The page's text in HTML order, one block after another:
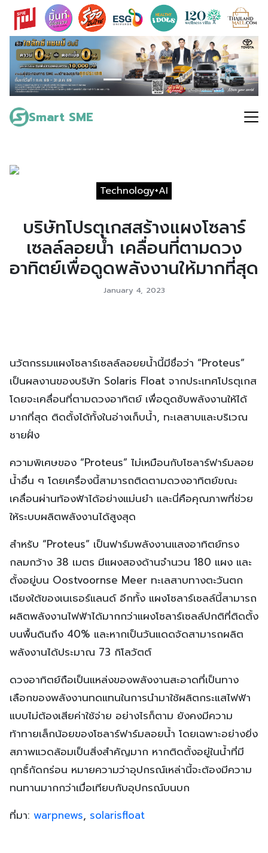
Skip
content
Smart SME
Search
for:
Technology+AI
บริษัทโปรตุเกสสร้างแผงโซลาร์
เซลล์ลอยน้ำ เคลื่อนที่ตามดวง
อาทิตย์เพื่อดูดพลังงานให้มากที่สุด
January 4, 2023
นวัตกรรมแผงโซลาร์เซลล์ลอยยน้ำนี้มีชื่อว่า “Proteus”
เป็นผลงานของบริษัท Solaris Float จากประเทศโปรตุเกส
โดยจะเคลื่อนที่ตามดวงอาทิตย์ เพื่อดูดซับพลังงานให้ได้
มากที่สุด ติดตั้งได้ทั้งในอ่างเก็บน้ำ, ทะเลสาบและบริเวณ
ชายฝั่ง
ความพิเศษของ “Proteus” ไม่เหมือนกับโซลาร์ฟาร์มลอย
น้ำอื่น ๆ โดยเครื่องนี้สามารถติดตามดวงอาทิตย์ขณะ
เคลื่อนผ่านท้องฟ้าได้อย่างแม่นยำ และนี่คือคุณภาพที่ช่วย
ให้ระบบผลิตพลังงานได้สูงสุด
สำหรับ “Proteus” เป็นฟาร์มพลังงานแสงอาทิตย์ทรง
กลมกว้าง 38 เมตร มีแผงสองด้านจำนวน 180 แผง และ
ตั้งอยู่บน Oostvoornse Meer ทะเลสาบทางตะวันตก
เฉียงใต้ของเนเธอร์แลนด์ อีกทั้ง แผงโซลาร์เซลล์นี้สามารถ
ผลิตพลังงานไฟฟ้าได้มากกว่าแผงโซลาร์เซลล์ปกติที่ติดตั้ง
บนพื้นดินถึง 40% และหากเป็นวันแดดจัดสามารถผลิต
พลังงานได้ประมาณ 73 กิโลวัตต์
ดวงอาทิตย์ถือเป็นแหล่งของพลังงานสะอาดที่เป็นทาง
เลือกของพลังงานทดแทนในการนำมาใช้ผลิตกระแสไฟฟ้า
แบบไม่ต้องเสียค่าใช้จ่าย อย่างไรก็ตาม ยังคงมีความ
ท้าทายเล็กน้อยของโซลาร์ฟาร์มลอยน้ำ โดยเฉพาะอย่างยิ่ง
สภาพแวดล้อมเป็นสิ่งสำคัญมาก หากติดตั้งอยู่ในน้ำที่มี
ฤทธิ์กัดกร่อน หมายความว่าอุปกรณ์เหล่านี้จะต้องมีความ
ทนทานมากกว่าเมื่อเทียบกับอุปกรณ์บนบก
ที่มา: warpnews, solarisfloat